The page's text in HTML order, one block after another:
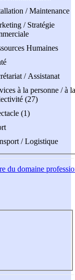
/ Maintenance
/ Stratégie
Humaines
/ Assistanat
à la personne / à la
(27)
(1)
/ Logistique
du domaine